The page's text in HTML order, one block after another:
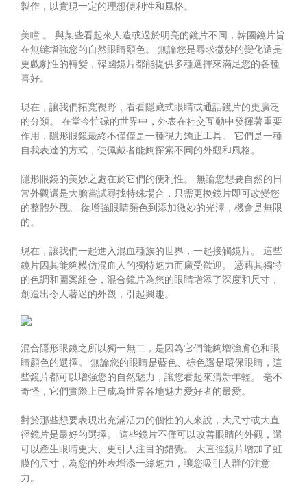
製作，以實現一定的理想便利性和風格。
美瞳 。 與某些看起來人造或過於明亮的鏡片不同，韓國鏡片旨
在無縫增強您的自然眼睛顏色。 無論您是尋求微妙的變化還是
更戲劇性的轉變，韓國鏡片都能提供多種選擇來滿足您的各種
喜好。
現在，讓我們拓寬視野，看看隱藏式眼睛或通話鏡片的更廣泛
的分類。 在當今忙碌的世界中，外表在社交互動中發揮著重要
作用，隱形眼鏡最終不僅僅是一種視力矯正工具。 它們是一種
自我表達的方式，使佩戴者能夠探索不同的外觀和風格。
隱形眼鏡的美妙之處在於它們的便利性。 無論您想要自然的日
常外觀還是大膽嘗試尋找特殊場合，只需更換鏡片即可改變您
的整體外觀。 從增強眼睛顏色到添加微妙的光澤，機會是無限
的。
現在，讓我們一起進入混血種族的世界，一起接觸鏡片。 這些
鏡片因其能夠模仿混血人的獨特魅力而廣受歡迎。 憑藉其獨特
的色調和圖案組合，混合鏡片為您的眼睛增添了深度和尺寸，
創造出令人著迷的外觀，引起興趣。
混合隱形眼鏡之所以獨一無二，是因為它們能夠增強膚色和眼
睛顏色的選擇。 無論您的眼睛是藍色、棕色還是環保眼睛，這
些鏡片都可以增強您的自然魅力，讓您看起來清新年輕。 毫不
奇怪，它們實際上已成為世界各地魅力愛好者的最愛。
對於那些想要表現出充滿活力的個性的人來說，大尺寸或大直
徑鏡片是最好的選擇。 這些鏡片不僅可以改善眼睛的外觀，還
可以產生眼睛更大、更引人注目的錯覺。 大直徑鏡片增加了虹
膜的尺寸，為您的外表增添一絲魅力，讓您吸引人群的注意
力。